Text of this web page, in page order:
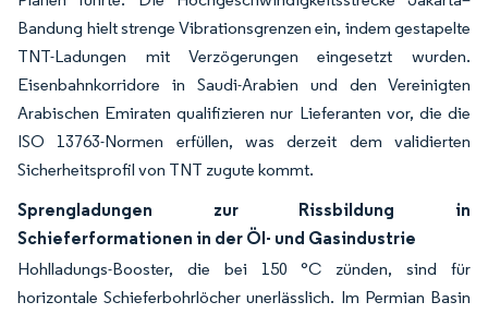
Bandung hielt strenge Vibrationsgrenzen ein, indem gestapelte
TNT-Ladungen mit Verzögerungen eingesetzt wurden.
Eisenbahnkorridore in Saudi-Arabien und den Vereinigten
Arabischen Emiraten qualifizieren nur Lieferanten vor, die die
ISO 13763-Normen erfüllen, was derzeit dem validierten
Sicherheitsprofil von TNT zugute kommt.
Sprengladungen zur Rissbildung in
Schieferformationen in der Öl- und Gasindustrie
Hohlladungs-Booster, die bei 150 °C zünden, sind für
horizontale Schieferbohrlöcher unerlässlich. Im Permian Basin